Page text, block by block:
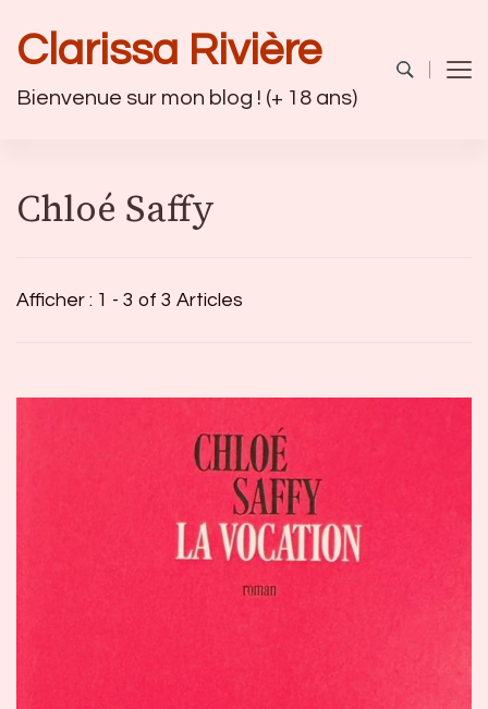
Clarissa Rivière
Bienvenue sur mon blog ! (+ 18 ans)
Chloé Saffy
Afficher : 1 - 3 of 3 Articles